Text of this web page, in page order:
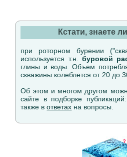
Кстати, знаете
при роторном бурении
используется т.н. буровой
глины и воды. Объем
скважины колеблется от 20 до
Об этом и многом другом
сайте в подборке
также вответах на вопросы.